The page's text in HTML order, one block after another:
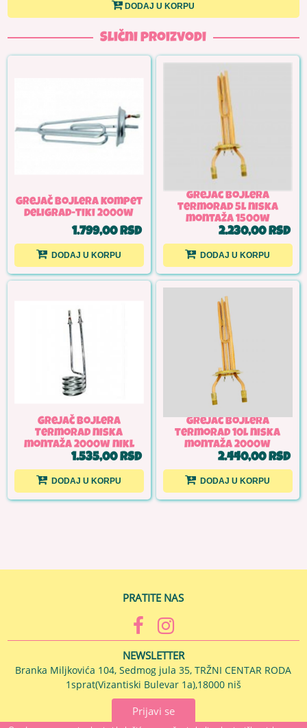
DODAJ U KORPU
Slični proizvodi
grejač bojlera kompet
deligrad-tiki 2000w
1.799,00 RSD
DODAJ U KORPU
grejač bojlera
termorad 5l niska
montaža 1500w
2.230,00 RSD
DODAJ U KORPU
Grejač bojlera
Termorad niska
montaža 2000w nikl
1.535,00 RSD
DODAJ U KORPU
grejač bojlera
termorad 10l niska
montaža 2000w
2.440,00 RSD
DODAJ U KORPU
PRATITE NAS
NEWSLETTER
Branka Miljkovića 104, Sedmog jula 35, TRŽNI CENTAR RODA
1sprat(Vizantiski Bulevar 1a),18000 niš
Prijavi se